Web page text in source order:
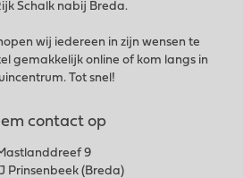
Schalk nabij Breda.
wij iedereen in zijn wensen te
gemakkelijk online of kom langs in
Tot snel!
contact op
9
Prinsenbeek (Breda)